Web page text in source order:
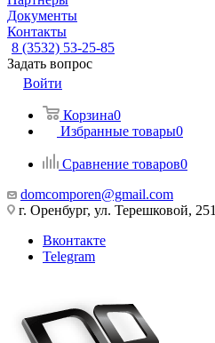
Документы
Контакты
8 (3532) 53-25-85
Задать вопрос
Войти
Корзина0
Избранные товары0
Сравнение товаров0
domcomporen@gmail.com
г. Оренбург, ул. Терешковой, 251
Вконтакте
Telegram